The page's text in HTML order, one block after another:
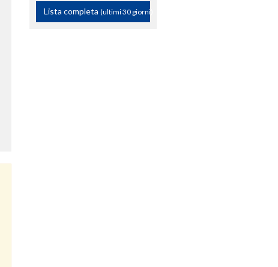
Lista completa (ultimi 30 giorni)